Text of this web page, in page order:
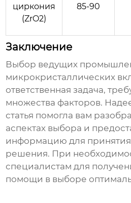
циркония
(ZrO2)
85-90
Заключение
Выбор ведущих
микрокристаллических
ответственная задача,
множества факторов.
статья помогла вам
аспектах выбора и
информацию для принятия
решения. При
специалистам для
помощи в выборе